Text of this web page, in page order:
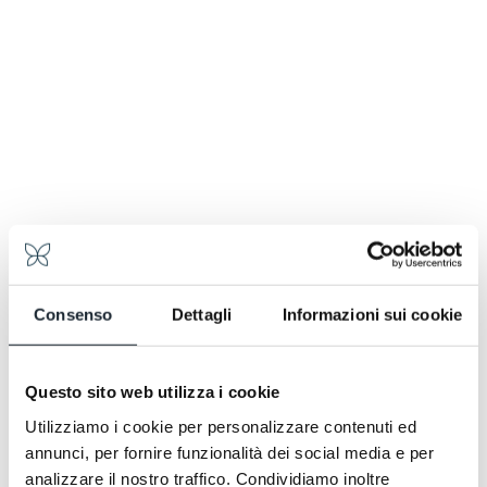
Consenso Dettagli Informazioni sui cookie
Questo sito web utilizza i cookie
Utilizziamo i cookie per personalizzare contenuti ed
annunci, per fornire funzionalità dei social media e per
analizzare il nostro traffico. Condividiamo inoltre
Eingebettet in die salentinische Landschaft, nur
wenige Schritte vom Ionischen Meer entfernt, ist
das Giardino dei Pini eine überraschende grüne
Oase, in der jahrhundertealte Pinien und
mediterrane Macchia einen intimen und